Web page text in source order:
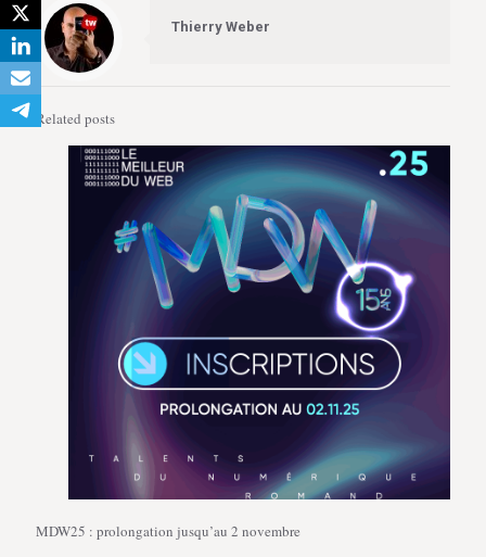
Thierry Weber
Related posts
MDW25 : prolongation jusqu’au 2 novembre